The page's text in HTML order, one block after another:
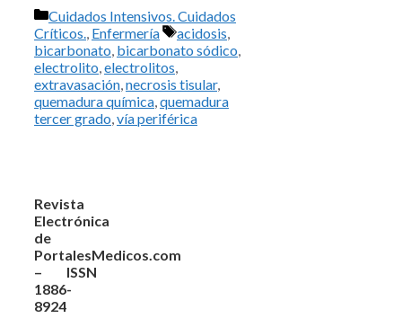
Categorías
Cuidados Intensivos. Cuidados
Críticos. Enfermería Etiquetas
acidosis
bicarbonato bicarbonato sódico
electrolito electrolitos
extravasación necrosis tisular,
quemadura química quemadura
tercer grado vía periférica
Revista
Electrónica
de
PortalesMedicos.com
– ISSN
1886-
8924